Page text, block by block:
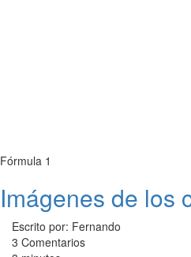
Fórmula 1
Imágenes de los
Escrito por: Fernando
3 Comentarios